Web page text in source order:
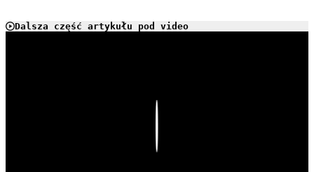
Dalsza część artykułu pod video